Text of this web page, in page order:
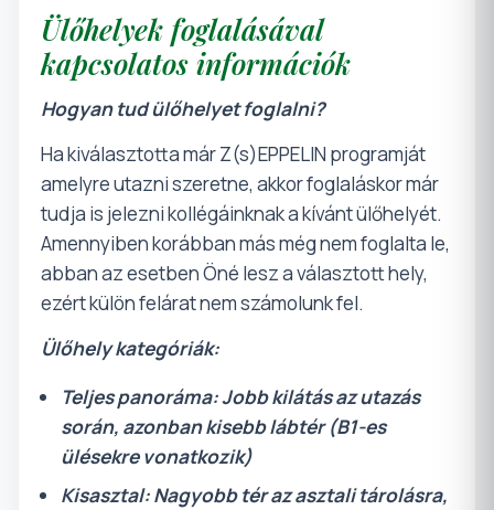
Ülőhelyek foglalásával
kapcsolatos információk
Hogyan tud ülőhelyet foglalni?
Ha kiválasztotta már Z(s)EPPELIN programját
amelyre utazni szeretne, akkor foglaláskor már
tudja is jelezni kollégáinknak a kívánt ülőhelyét.
Amennyiben korábban más még nem foglalta le,
abban az esetben Öné lesz a választott hely,
ezért külön felárat nem számolunk fel.
Ülőhely kategóriák:
Teljes panoráma: Jobb kilátás az utazás
során, azonban kisebb lábtér (B1-es
ülésekre vonatkozik)
Kisasztal: Nagyobb tér az asztali tárolásra,